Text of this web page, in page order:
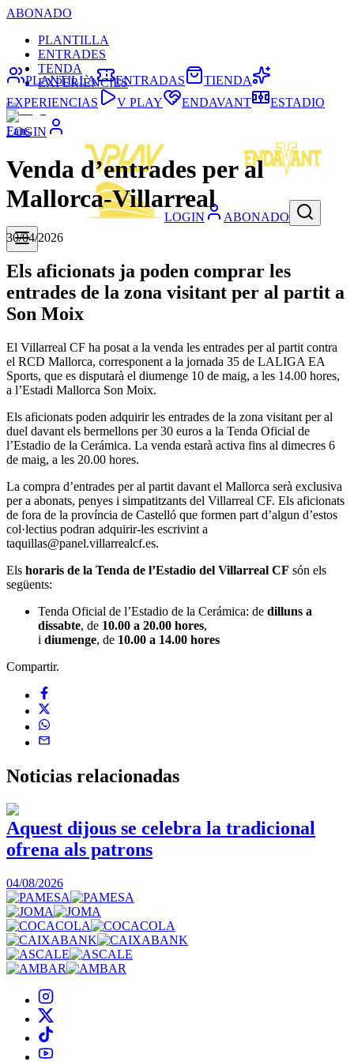
ABONADO
PLANTILLA
ENTRADES
TENDA
EXPERIÈNCIES
LOGIN
LOGIN ABONADO
PLANTILLA ENTRADAS
TIENDA
EXPERIENCIAS
V PLAY ENDAVANT ESTADIO
Fans
Venda d’entrades per al
Mallorca-Villarreal
30/04/2026
Els aficionats ja poden comprar les
entrades de la zona visitant per al partit a
Son Moix
El Villarreal CF ha posat a la venda les entrades per al partit contra
el RCD Mallorca, corresponent a la jornada 35 de LALIGA EA
Sports, que es disputarà el diumenge 10 de maig, a les 14.00 hores,
a l’Estadi Mallorca Son Moix.
Els aficionats poden adquirir les entrades de la zona visitant per al
duel davant els bermellons per 30 euros a la Tenda Oficial de
l’Estadio de la Cerámica. La venda estarà activa fins al dimecres 6
de maig, a les 20.00 hores.
La compra d’entrades per al partit davant el Mallorca serà exclusiva
per a abonats, penyes i simpatitzants del Villarreal CF. Els aficionats
de fora de la província de Castelló que formen part d’algun d’estos
col·lectius podran adquirir-les escrivint a
taquillas@panel.villarrealcf.es.
Els horaris de la Tenda de l’Estadio del Villarreal CF són els
següents:
Tenda Oficial de l’Estadio de la Cerámica: de dilluns a
dissabte, de 10.00 a 20.00 hores,
i diumenge, de 10.00 a 14.00 hores
Compartir.
Noticias relacionadas
Aquest dijous se celebra la tradicional
ofrena als patrons
04/08/2026